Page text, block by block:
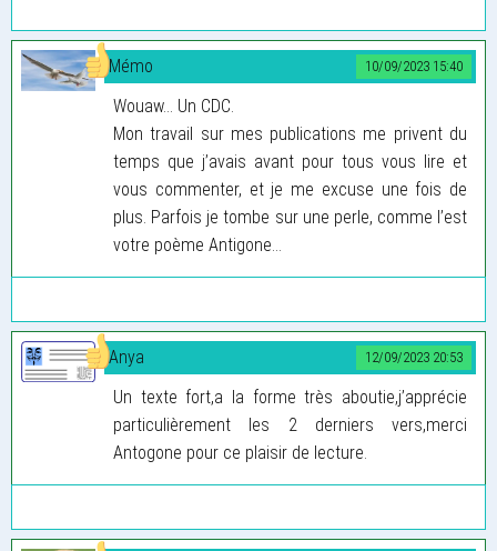
10/09/2023 15:40
Mémo
Wouaw... Un CDC.
Mon travail sur mes publications me privent du
temps que j’avais avant pour tous vous lire et
vous commenter, et je me excuse une fois de
plus. Parfois je tombe sur une perle, comme l’est
votre poème Antigone...
12/09/2023 20:53
Anya
Un texte fort,a la forme très aboutie,j’apprécie
particulièrement les 2 derniers vers,merci
Antogone pour ce plaisir de lecture.